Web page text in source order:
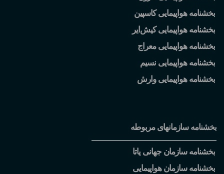
بخشنامه هواپیمایی کاسپین
بخشنامه هواپیمایی کیش ایر
بخشنامه هواپیمایی معراج
بخشنامه هواپیمایی نسیم
بخشنامه هواپیمایی وارش
بخشنامه سازمانهای مربوطه
بخشنامه سازمان جهانی یاتا
بخشنامه سازمان هواپیمایی